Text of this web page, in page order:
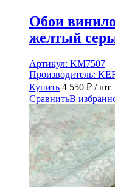
Обои
желтый
Артикул: KM7507
Производитель:
Купить 4 550 ₽ / шт
СравнитьВ